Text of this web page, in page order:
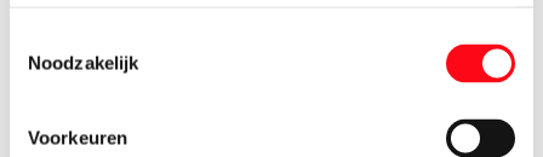
Noodzakelijk
Voorkeuren